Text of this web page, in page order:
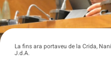
La fins ara portaveu de la Crida,
J.d.A.